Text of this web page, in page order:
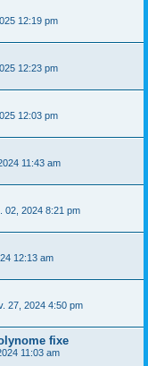
12:19 pm
12:23 pm
12:03 pm
11:43 am
02, 2024 8:21 pm
12:13 am
27, 2024 4:50 pm
fixe
11:03 am